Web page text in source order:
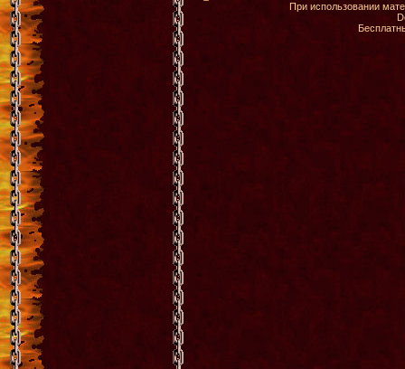
При использовании